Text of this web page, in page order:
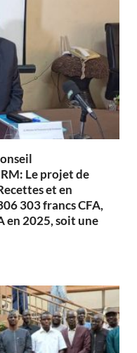
Le projet de
et en
303 francs CFA,
en 2025, soit une